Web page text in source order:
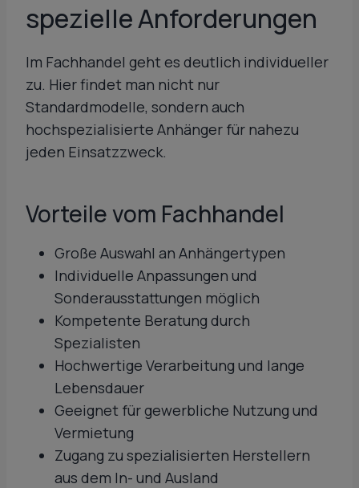
spezielle Anforderungen
Im Fachhandel geht es deutlich individueller
zu. Hier findet man nicht nur
Standardmodelle, sondern auch
hochspezialisierte Anhänger für nahezu
jeden Einsatzzweck.
Vorteile vom Fachhandel
Große Auswahl an Anhängertypen
Individuelle Anpassungen und
Sonderausstattungen möglich
Kompetente Beratung durch
Spezialisten
Hochwertige Verarbeitung und lange
Lebensdauer
Geeignet für gewerbliche Nutzung und
Vermietung
Zugang zu spezialisierten Herstellern
aus dem In- und Ausland